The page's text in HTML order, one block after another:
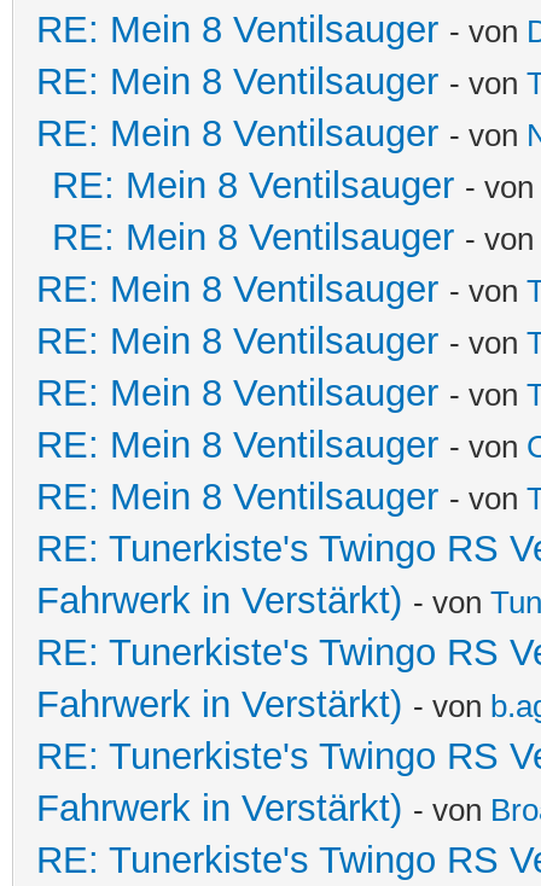
RE: Mein 8 Ventilsauger - von
RE: Mein 8 Ventilsauger - von
RE: Mein 8 Ventilsauger - von
RE: Mein 8 Ventilsauger - von
RE: Mein 8 Ventilsauger - von
RE: Mein 8 Ventilsauger - von
RE: Mein 8 Ventilsauger - von
RE: Mein 8 Ventilsauger - von
RE: Mein 8 Ventilsauger - von
RE: Mein 8 Ventilsauger - von
RE: Tunerkiste's Twingo RS
Fahrwerk in Verstärkt) - von
RE: Tunerkiste's Twingo RS
Fahrwerk in Verstärkt) - von
RE: Tunerkiste's Twingo RS
Fahrwerk in Verstärkt) - von
RE: Tunerkiste's Twingo RS